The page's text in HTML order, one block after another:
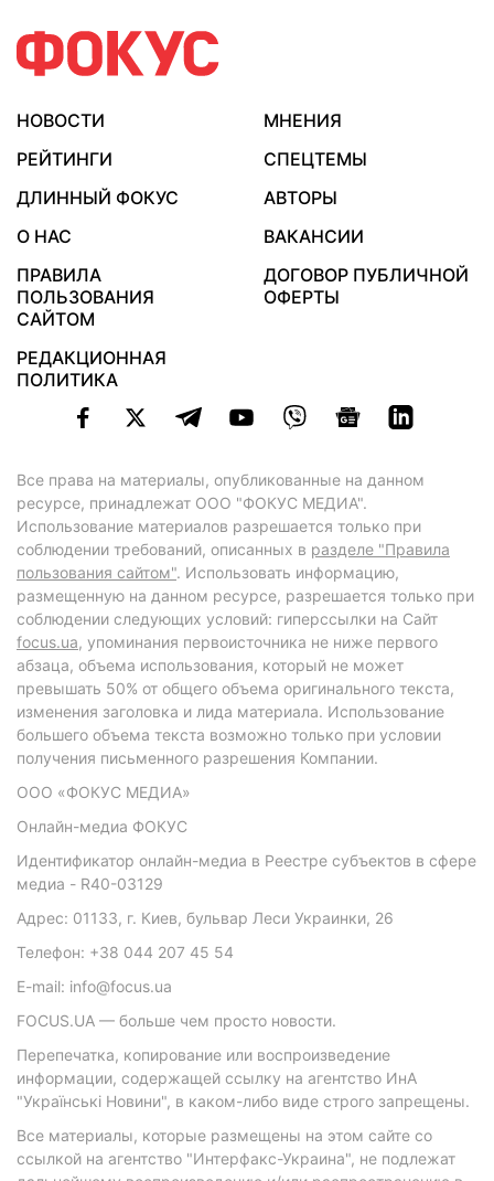
НОВОСТИ
МНЕНИЯ
РЕЙТИНГИ
СПЕЦТЕМЫ
ДЛИННЫЙ ФОКУС
АВТОРЫ
О НАС
ВАКАНСИИ
ПРАВИЛА
ПОЛЬЗОВАНИЯ
САЙТОМ
ДОГОВОР ПУБЛИЧНОЙ
ОФЕРТЫ
РЕДАКЦИОННАЯ
ПОЛИТИКА
Все права на материалы, опубликованные на данном
ресурсе, принадлежат ООО "ФОКУС МЕДИА".
Использование материалов разрешается только при
соблюдении требований, описанных в разделе "Правила
пользования сайтом". Использовать информацию,
размещенную на данном ресурсе, разрешается только при
соблюдении следующих условий: гиперссылки на Сайт
focus.ua, упоминания первоисточника не ниже первого
абзаца, объема использования, который не может
превышать 50% от общего объема оригинального текста,
изменения заголовка и лида материала. Использование
большего объема текста возможно только при условии
получения письменного разрешения Компании.
ООО «ФОКУС МЕДИА»
Онлайн-медиа ФОКУС
Идентификатор онлайн-медиа в Реестре субъектов в сфере
медиа - R40-03129
Адрес: 01133, г. Киев, бульвар Леси Украинки, 26
Телефон: +38 044 207 45 54
E-mail: info@focus.ua
FOCUS.UA — больше чем просто новости.
Перепечатка, копирование или воспроизведение
информации, содержащей ссылку на агентство ИнА
"Українські Новини", в каком-либо виде строго запрещены.
Все материалы, которые размещены на этом сайте со
ссылкой на агентство "Интерфакс-Украина", не подлежат